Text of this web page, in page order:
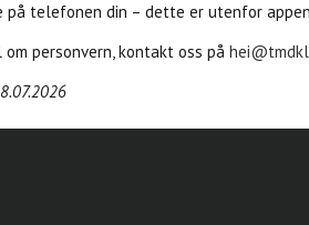
på telefonen din – dette er utenfor
om personvern, kontakt oss på